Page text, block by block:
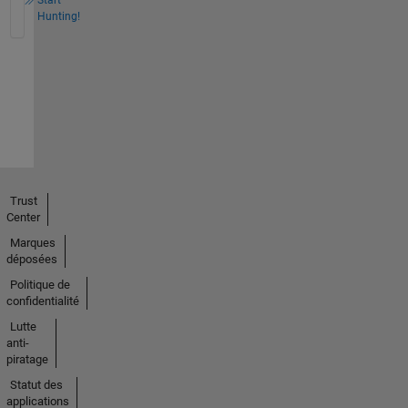
Hunting!
Trust
Center
Marques
déposées
Politique de
confidentialité
Lutte
anti-
piratage
Statut des
applications